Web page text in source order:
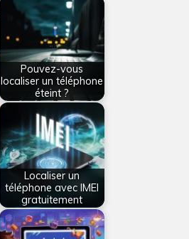
Pouvez-vous
localiser un téléphone
éteint ?
Localiser un
téléphone avec IMEI
gratuitement